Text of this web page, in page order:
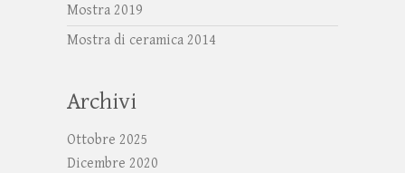
Mostra 2019
Mostra di ceramica 2014
Archivi
Ottobre 2025
Dicembre 2020